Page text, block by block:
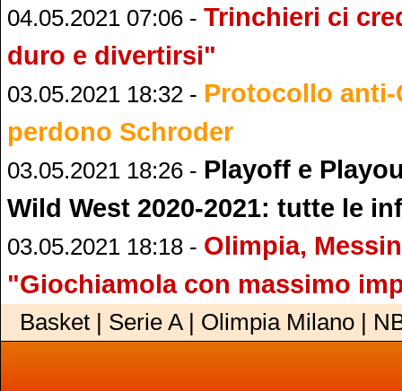
04.05.2021 07:06 - Trinchieri ci
duro e divertirsi"
03.05.2021 18:32 - Protocollo
perdono Schroder
03.05.2021 18:26 - Playoff e
Wild West 2020-2021: tutte le
03.05.2021 18:18 - Olimpia,
"Giochiamola con massimo
Basket | Serie A | Olimpia Milano |